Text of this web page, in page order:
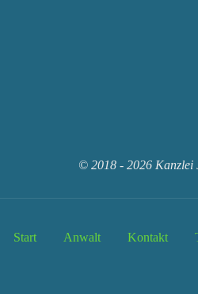
© 2018 - 2026 Kanzlei
Start Anwalt Kontakt